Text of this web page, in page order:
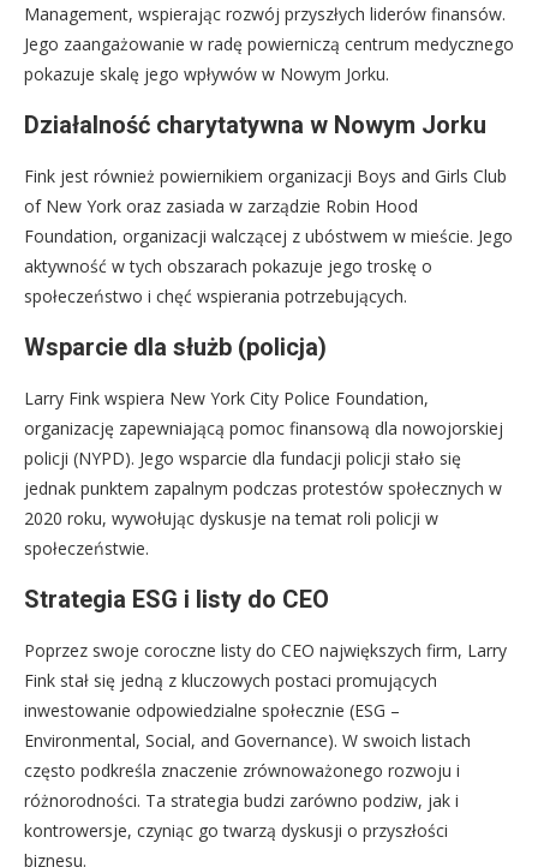
Management, wspierając rozwój przyszłych liderów finansów.
Jego zaangażowanie w radę powierniczą centrum medycznego
pokazuje skalę jego wpływów w Nowym Jorku.
Działalność charytatywna w Nowym Jorku
Fink jest również powiernikiem organizacji Boys and Girls Club
of New York oraz zasiada w zarządzie Robin Hood
Foundation, organizacji walczącej z ubóstwem w mieście. Jego
aktywność w tych obszarach pokazuje jego troskę o
społeczeństwo i chęć wspierania potrzebujących.
Wsparcie dla służb (policja)
Larry Fink wspiera New York City Police Foundation,
organizację zapewniającą pomoc finansową dla nowojorskiej
policji (NYPD). Jego wsparcie dla fundacji policji stało się
jednak punktem zapalnym podczas protestów społecznych w
2020 roku, wywołując dyskusje na temat roli policji w
społeczeństwie.
Strategia ESG i listy do CEO
Poprzez swoje coroczne listy do CEO największych firm, Larry
Fink stał się jedną z kluczowych postaci promujących
inwestowanie odpowiedzialne społecznie (ESG –
Environmental, Social, and Governance). W swoich listach
często podkreśla znaczenie zrównoważonego rozwoju i
różnorodności. Ta strategia budzi zarówno podziw, jak i
kontrowersje, czyniąc go twarzą dyskusji o przyszłości
biznesu.